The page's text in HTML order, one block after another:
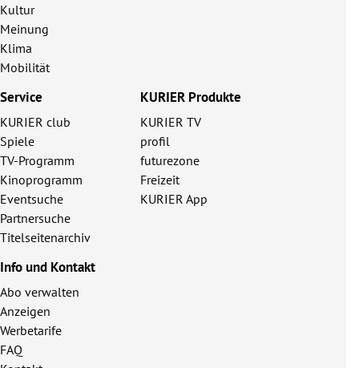
Kultur
Meinung
Klima
Mobilität
Service
KURIER club
Spiele
TV-Programm
Kinoprogramm
Eventsuche
Partnersuche
Titelseitenarchiv
KURIER Produkte
KURIER TV
profil
futurezone
Freizeit
KURIER App
Info und Kontakt
Abo verwalten
Anzeigen
Werbetarife
FAQ